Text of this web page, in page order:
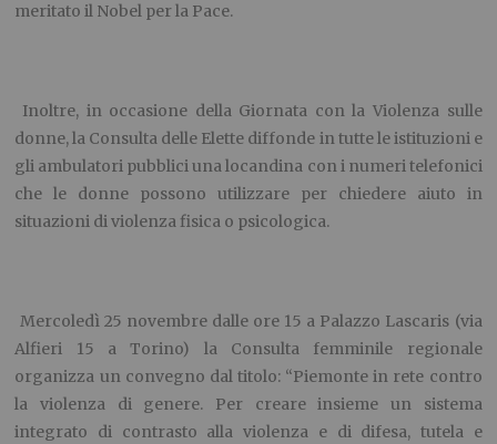
meritato il Nobel per la Pace.
Inoltre, in occasione della Giornata con la Violenza sulle
donne, la Consulta delle Elette diffonde in tutte le istituzioni e
gli ambulatori pubblici una locandina con i numeri telefonici
che le donne possono utilizzare per chiedere aiuto in
situazioni di violenza fisica o psicologica.
Mercoledì 25 novembre dalle ore 15 a Palazzo Lascaris (via
Alfieri 15 a Torino) la Consulta femminile regionale
organizza un convegno dal titolo: “Piemonte in rete contro
la violenza di genere. Per creare insieme un sistema
integrato di contrasto alla violenza e di difesa, tutela e